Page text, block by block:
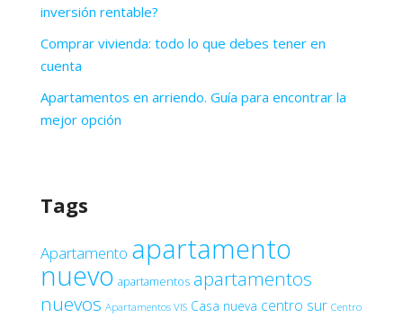
inversión rentable?
Comprar vivienda: todo lo que debes tener en
cuenta
Apartamentos en arriendo. Guía para encontrar la
mejor opción
Tags
Apartamento apartamento
nuevo apartamentos apartamentos
nuevos Apartamentos VIS Casa nueva centro sur Centro